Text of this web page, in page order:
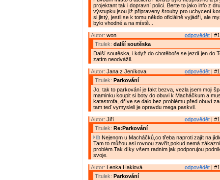
projektant tak i dopravní polici. Berte to jako info z
výstupku jsou již připraveny šrouby pro uchycení
si jistý, jestli se k tomu někdo oficiálně vyjádří, ale
bylo vhodné a na místě...
odpovědět |
Autor: won
Titulek: další soutěska
Další soutěska, i když do chotěboře se jezdí jen do
zatím neodvážil.
odpovědět |
Autor: Jana z Jeníkova
Titulek: Parkování
Jo, tak to parkování je fakt bezva, vezla jsem moji
maminku koupit si boty do obuvi k Macháčkum a
katastrofa, dříve se dalo bez problému před obuví
tam teď vymysleli je opravdu mega paskvil.
odpovědět |
Autor: Jiří
Titulek: Re:Parkování
Nejenom u Macháčků,co třeba naproti zajít na
Tam to můžou asi rovnou zavřít,pokud nemá
problém.Tak díky všem radním jak podporujou
svoje.
odpovědět |
Autor: Lenka Haklová
Titulek: Parkování